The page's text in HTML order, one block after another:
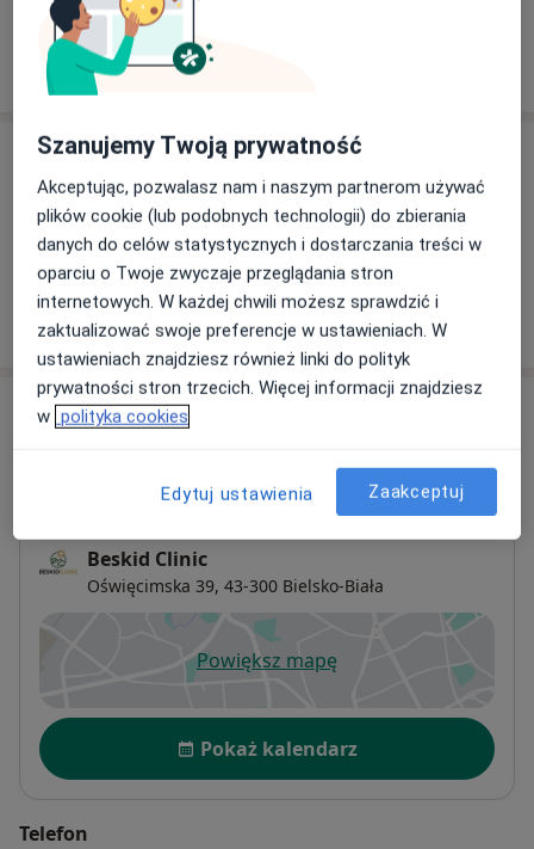
Pokaż więcej
Usługi i ceny
Konsultacja ortopedyczna
Od 450 zł Szczegóły
W jaki sposób ustalane są ceny?
Adresy (3)
Beskid Clinic
Oświęcimska 39, 43-300 Bielsko-Biała
Powiększ mapęotwiera się w nowej karcie
Dostępność
Pokaż kalendarz
Telefon
Szanujemy Twoją prywatność
Akceptując, pozwalasz nam i naszym partnerom używać
plików cookie (lub podobnych technologii) do zbierania
danych do celów statystycznych i dostarczania treści w
oparciu o Twoje zwyczaje przeglądania stron
internetowych. W każdej chwili możesz sprawdzić i
zaktualizować swoje preferencje w ustawieniach. W
ustawieniach znajdziesz również linki do polityk
prywatności stron trzecich. Więcej informacji znajdziesz
w polityka cookies
Edytuj ustawienia Zaakceptuj